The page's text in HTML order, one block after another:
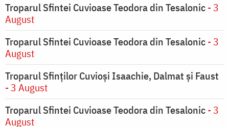
Troparul Sfintei Cuvioase Teodora din Tesalonic- 3
August
Troparul Sfintei Cuvioase Teodora din Tesalonic- 3
August
Troparul Sfinţilor Cuvioşi Isaachie, Dalmat şi Faust
- 3 August
Troparul Sfintei Cuvioase Teodora din Tesalonic- 3
August